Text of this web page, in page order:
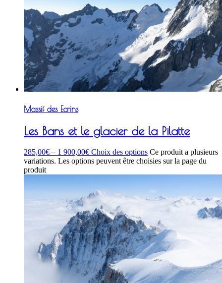
Massif des Ecrins
Les Bans et le glacier de la Pilatte
285,00€ – 1 900,00€ Choix des options Ce produit a plusieurs
variations. Les options peuvent être choisies sur la page du
produit